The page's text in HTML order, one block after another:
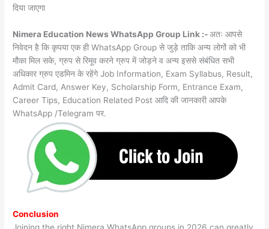
दिया जाएगा
Nimera Education News WhatsApp Group Link :-अतः आपसे
निवेदन है कि कृपया एक ही WhatsApp Group से जुड़े ताकि अन्य लोगों को भी
मौका मिल सके, ग्रुप से रिमूव करने ग्रुप में जोड़ने व अन्य इससे संबंधित सभी
अधिकार ग्रुप एडमिन के रहेंगे Job Information, Exam Syllabus, Result,
Admit Card, Answer Key, Scholarship Form, Entrance Exam,
Career Tips, Education Related Post आदि की जानकारी आपके
WhatsApp /Telegram पर.
Conclusion